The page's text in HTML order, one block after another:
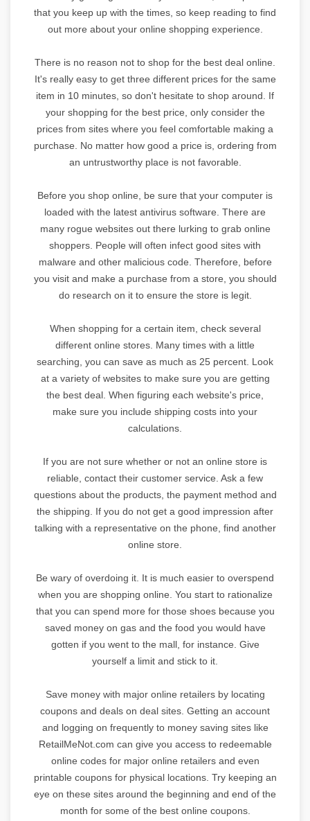
that you keep up with the times, so keep reading to find
out more about your online shopping experience.
There is no reason not to shop for the best deal online.
It's really easy to get three different prices for the same
item in 10 minutes, so don't hesitate to shop around. If
your shopping for the best price, only consider the
prices from sites where you feel comfortable making a
purchase. No matter how good a price is, ordering from
an untrustworthy place is not favorable.
Before you shop online, be sure that your computer is
loaded with the latest antivirus software. There are
many rogue websites out there lurking to grab online
shoppers. People will often infect good sites with
malware and other malicious code. Therefore, before
you visit and make a purchase from a store, you should
do research on it to ensure the store is legit.
When shopping for a certain item, check several
different online stores. Many times with a little
searching, you can save as much as 25 percent. Look
at a variety of websites to make sure you are getting
the best deal. When figuring each website's price,
make sure you include shipping costs into your
calculations.
If you are not sure whether or not an online store is
reliable, contact their customer service. Ask a few
questions about the products, the payment method and
the shipping. If you do not get a good impression after
talking with a representative on the phone, find another
online store.
Be wary of overdoing it. It is much easier to overspend
when you are shopping online. You start to rationalize
that you can spend more for those shoes because you
saved money on gas and the food you would have
gotten if you went to the mall, for instance. Give
yourself a limit and stick to it.
Save money with major online retailers by locating
coupons and deals on deal sites. Getting an account
and logging on frequently to money saving sites like
RetailMeNot.com can give you access to redeemable
online codes for major online retailers and even
printable coupons for physical locations. Try keeping an
eye on these sites around the beginning and end of the
month for some of the best online coupons.